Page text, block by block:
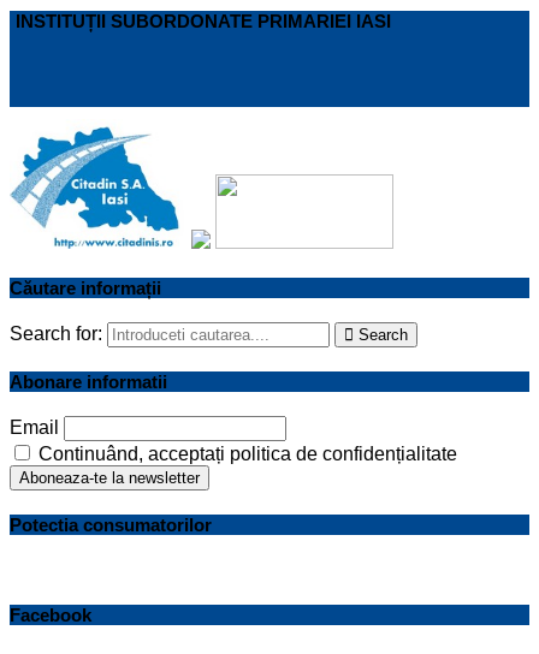
INSTITUȚII SUBORDONATE PRIMARIEI IASI
Căutare informații
Search for: Search
Abonare informatii
Email
Continuând, acceptați politica de confidențialitate
Potectia consumatorilor
Facebook